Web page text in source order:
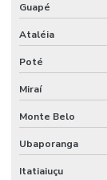
Guapé
Ataléia
Poté
Miraí
Monte Belo
Ubaporanga
Itatiaiuçu